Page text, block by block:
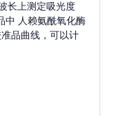
长上测定吸光度
中 人赖氨酰氧化酶
品曲线，可以计